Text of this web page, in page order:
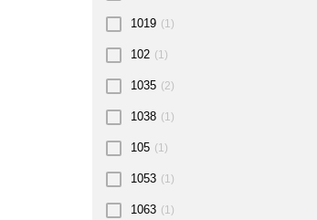
1019 (1)
102 (1)
1035 (2)
1038 (1)
105 (1)
1053 (1)
1063 (1)